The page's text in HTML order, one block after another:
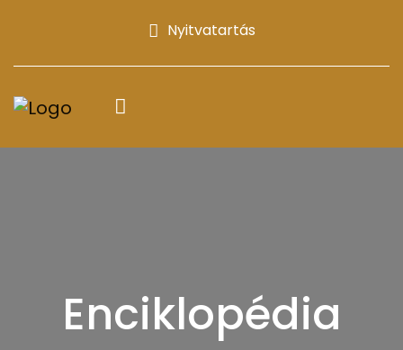
Nyitvatartás
Enciklopédia